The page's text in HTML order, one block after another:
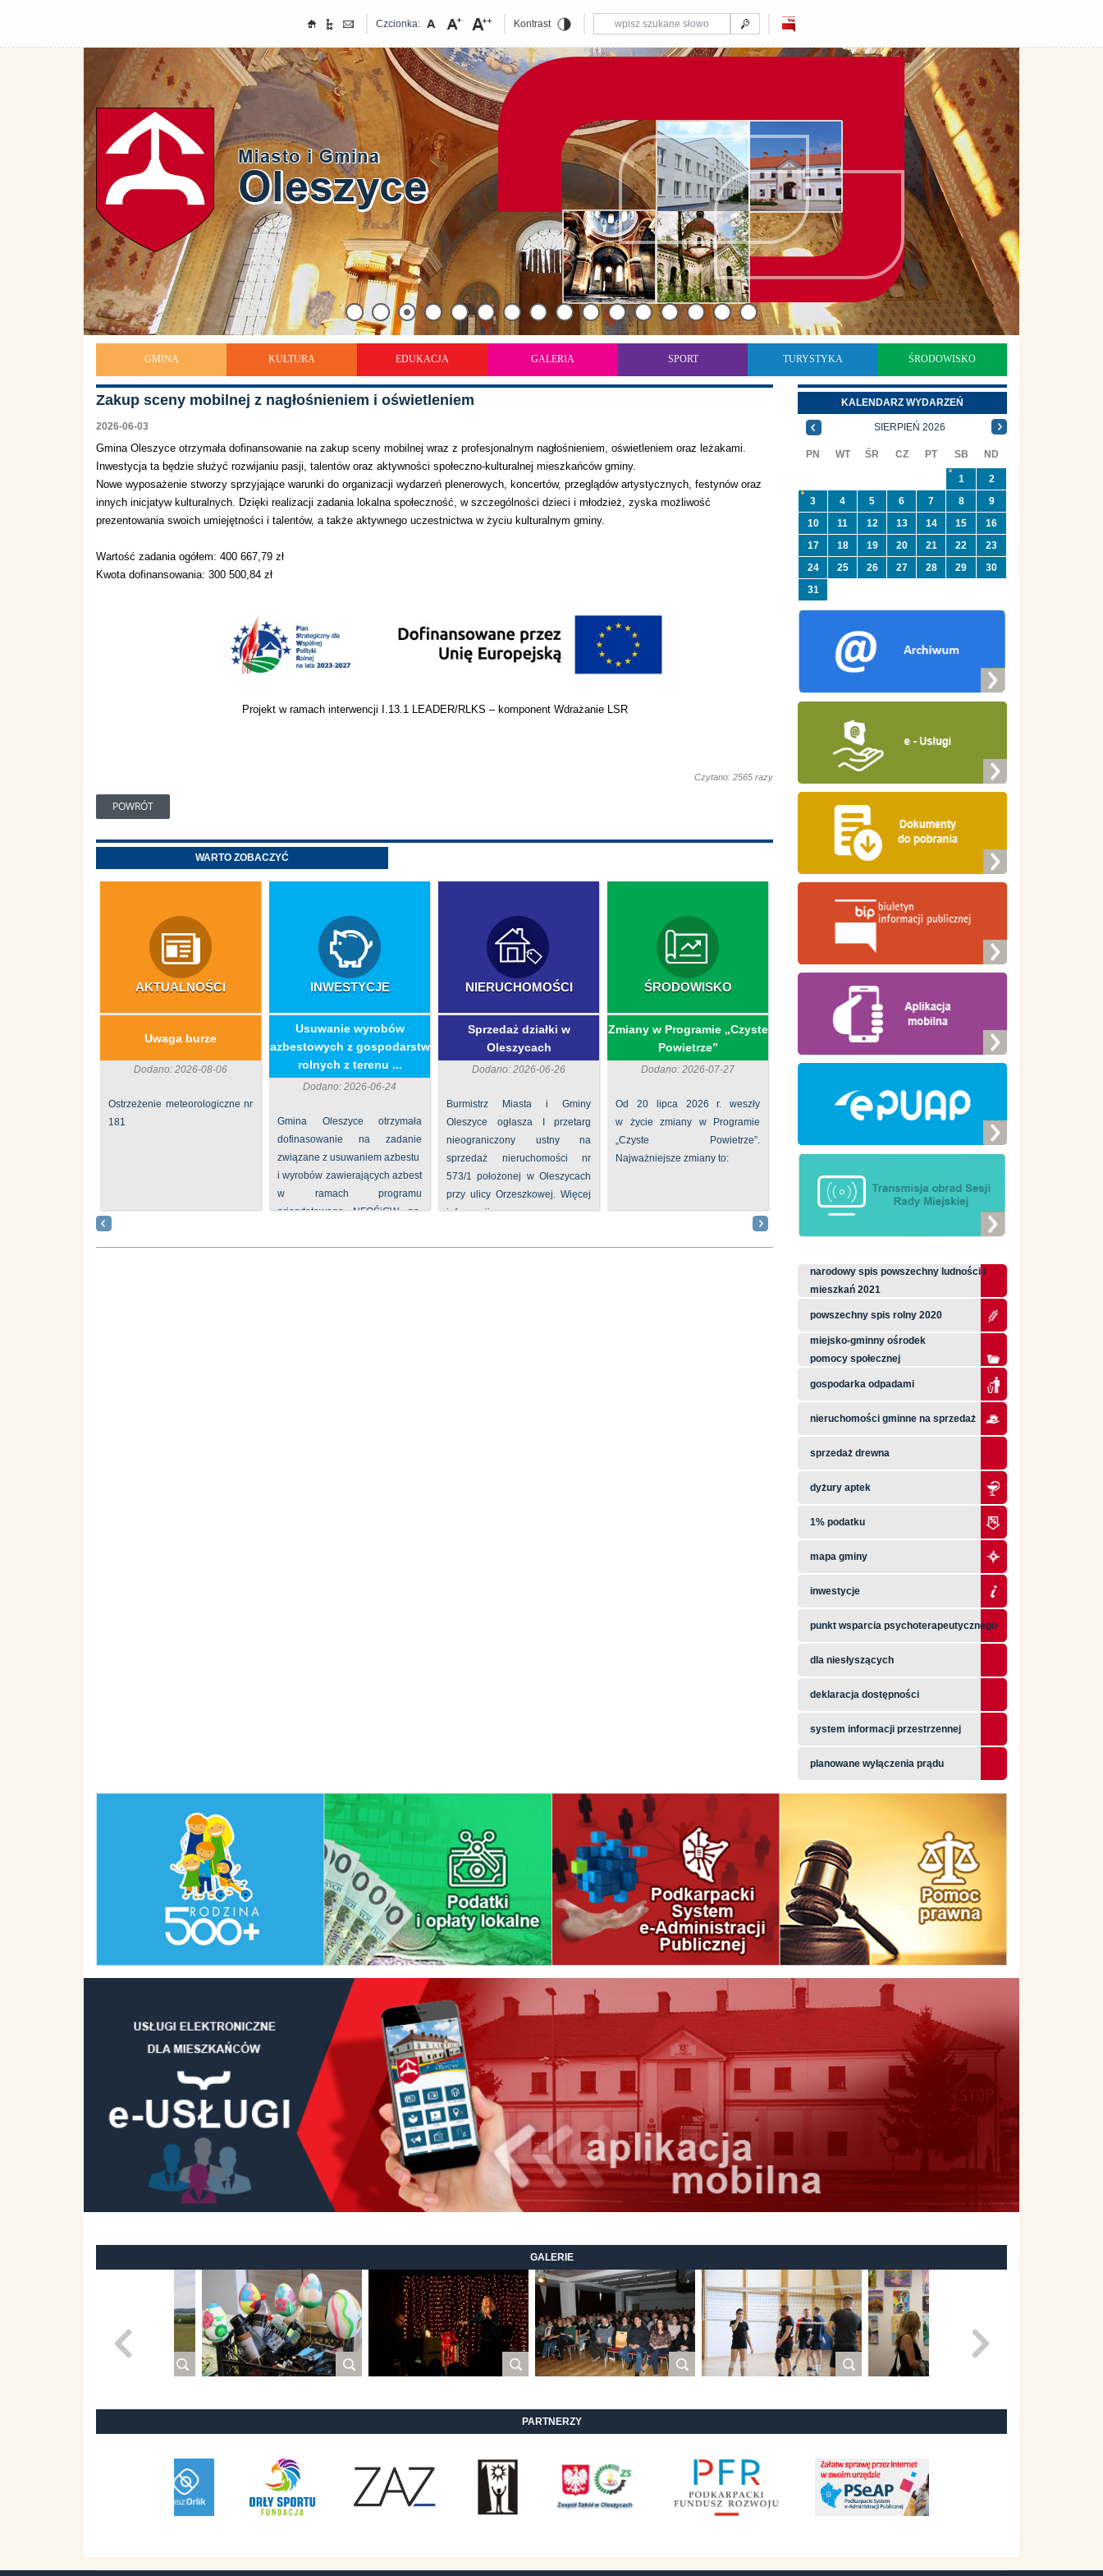
Czcionka: Kontrast
GMINA KULTURA EDUKACJA GALERIA SPORT TURYSTYKA ŚRODOWISKO
Zakup sceny mobilnej z nagłośnieniem i oświetleniem
2026-06-03
Gmina Oleszyce otrzymała dofinansowanie na zakup sceny mobilnej wraz z profesjonalnym nagłośnieniem, oświetleniem oraz leżakami.
Inwestycja ta będzie służyć rozwijaniu pasji, talentów oraz aktywności społeczno-kulturalnej mieszkańców gminy.
Nowe wyposażenie stworzy sprzyjające warunki do organizacji wydarzeń plenerowych, koncertów, przeglądów artystycznych, festynów oraz
innych inicjatyw kulturalnych. Dzięki realizacji zadania lokalna społeczność, w szczególności dzieci i młodzież, zyska możliwość
prezentowania swoich umiejętności i talentów, a także aktywnego uczestnictwa w życiu kulturalnym gminy.
Wartość zadania ogółem: 400 667,79 zł
Kwota dofinansowania: 300 500,84 zł
Projekt w ramach interwencji I.13.1 LEADER/RLKS – komponent Wdrażanie LSR
Czytano: 2565 razy
POWRÓT
WARTO ZOBACZYĆ
AKTUALNOŚCI
Uwaga burze
Dodano: 2026-08-06
Ostrzeżenie meteorologiczne nr
181
INWESTYCJE
​Usuwanie wyrobów
azbestowych z gospodarstw
rolnych z terenu ...
Dodano: 2026-06-24
Gmina Oleszyce otrzymała
dofinasowanie na zadanie
związane z usuwaniem azbestu
i wyrobów zawierających azbest
w ramach programu
priorytetowego NFOŚiGW pn.
NIERUCHOMOŚCI
Sprzedaż działki w
Oleszycach
Dodano: 2026-06-26
Burmistrz Miasta i Gminy
Oleszyce ogłasza I przetarg
nieograniczony ustny na
sprzedaż nieruchomości nr
573/1 położonej w Oleszycach
przy ulicy Orzeszkowej. Więcej
informacji ...
ŚRODOWISKO
Zmiany w Programie „Czyste
Powietrze”
Dodano: 2026-07-27
Od 20 lipca 2026 r. weszły
w życie zmiany w Programie
„Czyste Powietrze”.
Najważniejsze zmiany to:
KALENDARZ WYDARZEŃ
SIERPIEŃ 2026
PN WT ŚR CZ PT SB ND
1
2
3
4 5 6 7 8
9
10
11 12 13 14 15
16
17
18 19 20 21 22
23
24
25 26 27 28 29
30
31
narodowy spis powszechny ludności i
mieszkań 2021
powszechny spis rolny 2020
miejsko-gminny ośrodek
pomocy społecznej
gospodarka odpadami
nieruchomości gminne na sprzedaż
sprzedaż drewna
dyżury aptek
1% podatku
mapa gminy
inwestycje
punkt wsparcia psychoterapeutycznego
dla niesłyszących
deklaracja dostępności
system informacji przestrzennej
planowane wyłączenia prądu
GALERIE
PARTNERZY